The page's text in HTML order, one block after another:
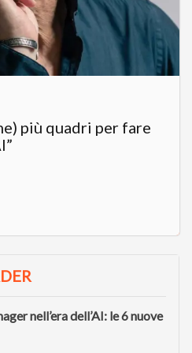
più quadri per fare
nell’era dell’AI: le 6 nuove